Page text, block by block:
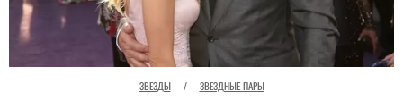
ЗВЕЗДЫ / ЗВЕЗДНЫЕ ПАРЫ